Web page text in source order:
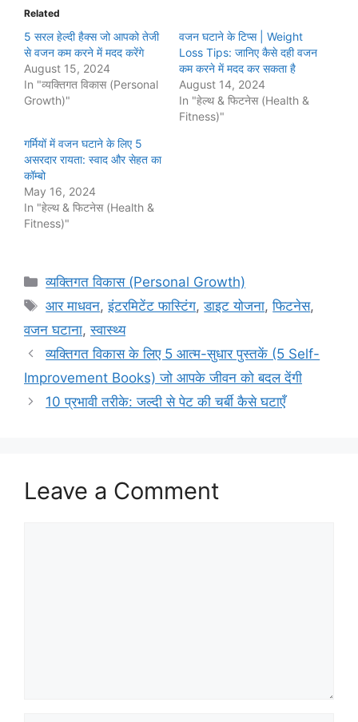
Related
5 सरल हेल्दी हैक्स जो आपको तेजी
से वजन कम करने में मदद करेंगे
August 15, 2024
In "व्यक्तिगत विकास (Personal
Growth)"
वजन घटाने के टिप्स | Weight
Loss Tips: जानिए कैसे दही वजन
कम करने में मदद कर सकता है
August 14, 2024
In "हेल्थ & फिटनेस (Health &
Fitness)"
गर्मियों में वजन घटाने के लिए 5
असरदार रायता: स्वाद और सेहत का
कॉम्बो
May 16, 2024
In "हेल्थ & फिटनेस (Health &
Fitness)"
Categories
व्यक्तिगत विकास (Personal Growth)
Tags
आर माधवन,इंटरमिटेंट फास्टिंग,डाइट योजना,फिटनेस,
वजन घटाना,स्वास्थ्य
व्यक्तिगत विकास के लिए 5 आत्म-सुधार पुस्तकें (5 Self-
Improvement Books) जो आपके जीवन को बदल देंगी
10 प्रभावी तरीके: जल्दी से पेट की चर्बी कैसे घटाएँ
Leave a Comment